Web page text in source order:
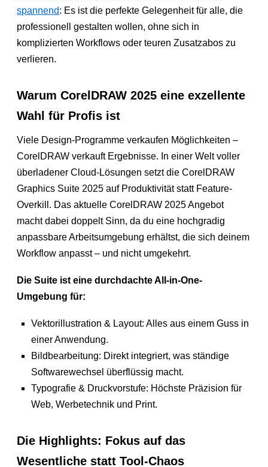
spannend: Es ist die perfekte Gelegenheit für alle, die
professionell gestalten wollen, ohne sich in
komplizierten Workflows oder teuren Zusatzabos zu
verlieren.
Warum CorelDRAW 2025 eine exzellente
Wahl für Profis ist
Viele Design-Programme verkaufen Möglichkeiten –
CorelDRAW verkauft Ergebnisse. In einer Welt voller
überladener Cloud-Lösungen setzt die CorelDRAW
Graphics Suite 2025 auf Produktivität statt Feature-
Overkill. Das aktuelle CorelDRAW 2025 Angebot
macht dabei doppelt Sinn, da du eine hochgradig
anpassbare Arbeitsumgebung erhältst, die sich deinem
Workflow anpasst – und nicht umgekehrt.
Die Suite ist eine durchdachte All-in-One-
Umgebung für:
Vektorillustration & Layout: Alles aus einem Guss in
einer Anwendung.
Bildbearbeitung: Direkt integriert, was ständige
Softwarewechsel überflüssig macht.
Typografie & Druckvorstufe: Höchste Präzision für
Web, Werbetechnik und Print.
Die Highlights: Fokus auf das
Wesentliche statt Tool-Chaos